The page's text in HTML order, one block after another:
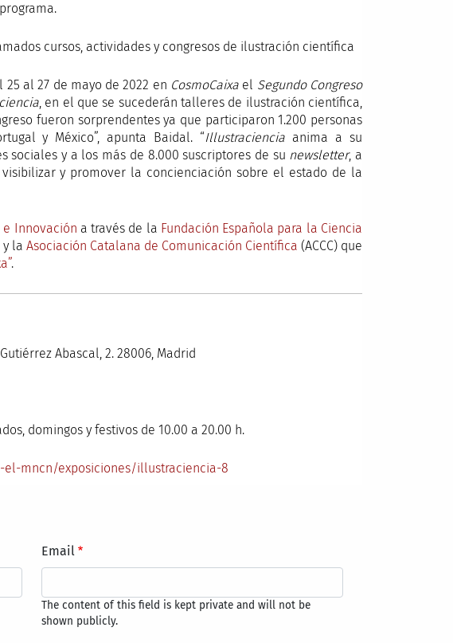
cursos, actividades y congresos de ilustración científica
al 27 de mayo de 2022 en CosmoCaixa el Segundo Congreso
, en el que se sucederán talleres de ilustración científica,
fueron sorprendentes ya que participaron 1.200 personas
y México”, apunta Baidal. “Illustraciencia anima a su
sociales y a los más de 8.000 suscriptores de su newsletter, a
y promover la concienciación sobre el estado de la
e Innovación a través de la Fundación Española para la Ciencia
y la Asociación Catalana de Comunicación Científica (ACCC) que
.
Abascal, 2. 28006, Madrid
domingos y festivos de 10.00 a 20.00 h.
el-mncn/exposiciones/illustraciencia-8
Email
The content of this field is kept private and will not be
shown publicly.